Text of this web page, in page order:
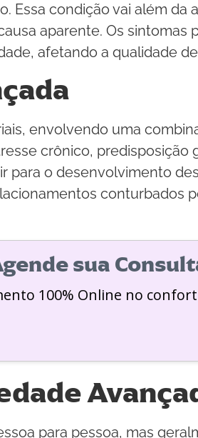
Essa condição vai além
aparente. Os sintomas
afetando a qualidade
envolvendo uma
crônico,
o desenvolvimento
conturbados
sua
100% Online no
para pessoa, mas